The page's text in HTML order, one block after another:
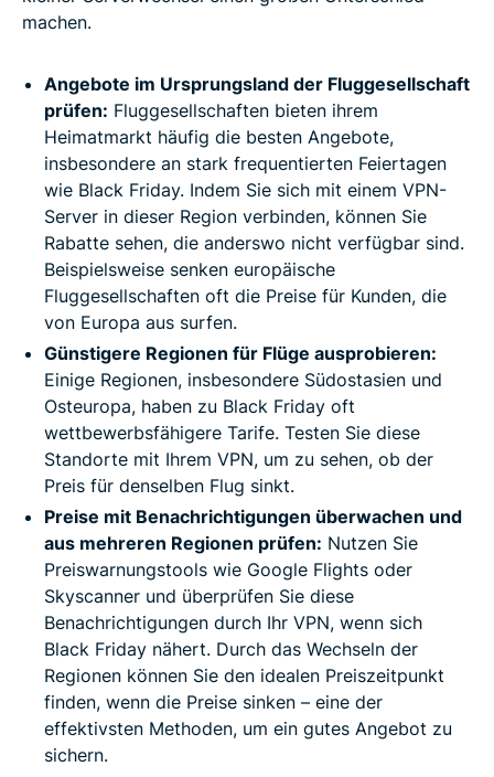
machen.
Angebote im Ursprungsland der Fluggesellschaft
prüfen: Fluggesellschaften bieten ihrem
Heimatmarkt häufig die besten Angebote,
insbesondere an stark frequentierten Feiertagen
wie Black Friday. Indem Sie sich mit einem VPN-
Server in dieser Region verbinden, können Sie
Rabatte sehen, die anderswo nicht verfügbar sind.
Beispielsweise senken europäische
Fluggesellschaften oft die Preise für Kunden, die
von Europa aus surfen.
Günstigere Regionen für Flüge ausprobieren:
Einige Regionen, insbesondere Südostasien und
Osteuropa, haben zu Black Friday oft
wettbewerbsfähigere Tarife. Testen Sie diese
Standorte mit Ihrem VPN, um zu sehen, ob der
Preis für denselben Flug sinkt.
Preise mit Benachrichtigungen überwachen und
aus mehreren Regionen prüfen: Nutzen Sie
Preiswarnungstools wie Google Flights oder
Skyscanner und überprüfen Sie diese
Benachrichtigungen durch Ihr VPN, wenn sich
Black Friday nähert. Durch das Wechseln der
Regionen können Sie den idealen Preiszeitpunkt
finden, wenn die Preise sinken – eine der
effektivsten Methoden, um ein gutes Angebot zu
sichern.